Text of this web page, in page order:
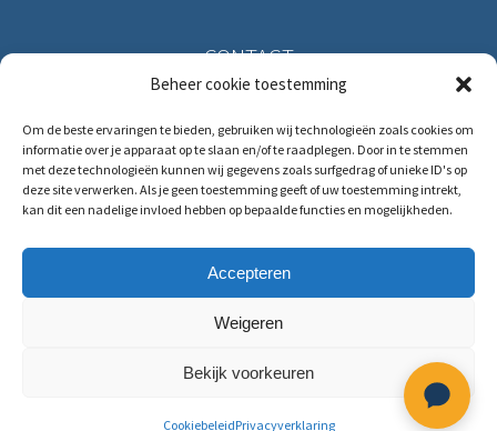
Beheer cookie toestemming
Om de beste ervaringen te bieden, gebruiken wij technologieën zoals cookies om
informatie over je apparaat op te slaan en/of te raadplegen. Door in te stemmen
met deze technologieën kunnen wij gegevens zoals surfgedrag of unieke ID's op
deze site verwerken. Als je geen toestemming geeft of uw toestemming intrekt,
kan dit een nadelige invloed hebben op bepaalde functies en mogelijkheden.
Accepteren
Weigeren
Bekijk voorkeuren
CookiebeleidPrivacyverklaring
CONTACT
1096 DS Amsterdam
The Netherlands
T:+31 (0)88 88 321 88
Privacy